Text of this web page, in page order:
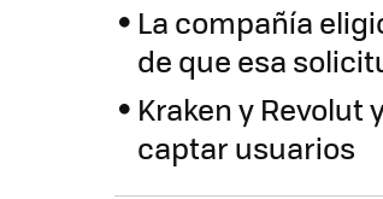
La compañía
de que esa
Kraken y Revolut
captar usuarios